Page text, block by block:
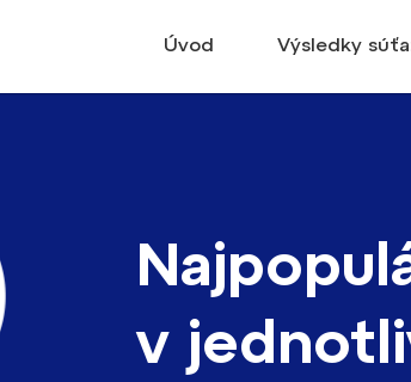
Úvod Výsledky
v